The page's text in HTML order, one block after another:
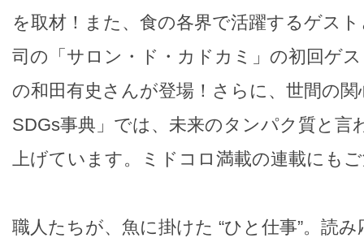
を取材！また、食の各界で活躍するゲス
司の「サロン・ド・カドカミ」の初回ゲ
の和田有史さんが登場！さらに、世間の
SDGs事典」では、未来のタンパク質と言
上げています。ミドコロ満載の連載にも
職人たちが、魚に掛けた “ひと仕事”。読